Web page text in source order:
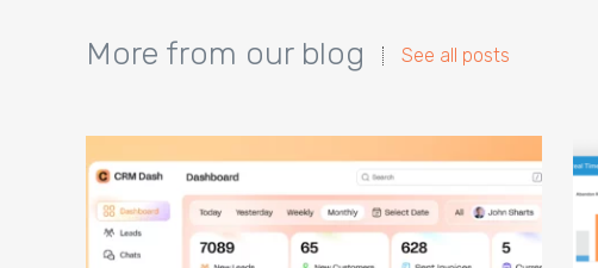
More from our blog See all posts